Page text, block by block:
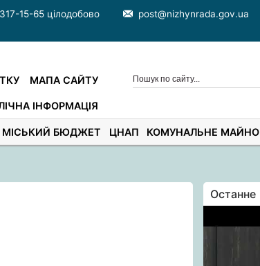
15-65 цілодобово post@nizhynrada.gov.ua
МАПА САЙТУ
ІНФОРМАЦІЯ
МІСЬКИЙ БЮДЖЕТ ЦНАП КОМУНАЛЬНЕ МАЙНО
Останне